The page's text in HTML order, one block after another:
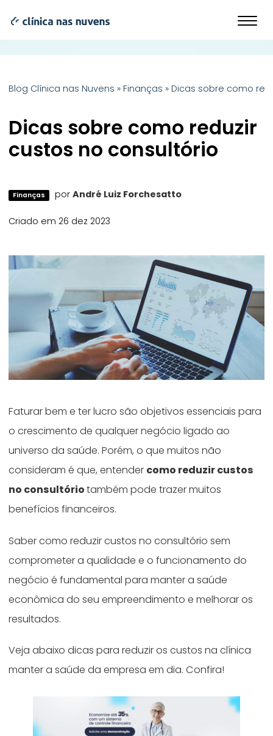
Blog Clínica nas Nuvens » Finanças » Dicas sobre como
Dicas sobre como reduzir
custos no consultório
Finanças por André Luiz Forchesatto
Criado em 26 dez 2023
Faturar bem e ter lucro são objetivos essenciais para
o crescimento de qualquer negócio ligado ao
universo da saúde. Porém, o que muitos não
consideram é que, entender como reduzir custos
no consultóriotambém pode trazer muitos
benefícios financeiros.
Saber como reduzir custos no consultório sem
comprometer a qualidade e o funcionamento do
negócio é fundamental para manter a saúde
econômica do seu empreendimento e melhorar os
resultados.
Veja abaixo dicas para reduzir os custos na clínica
manter a saúde da empresa em dia. Confira!